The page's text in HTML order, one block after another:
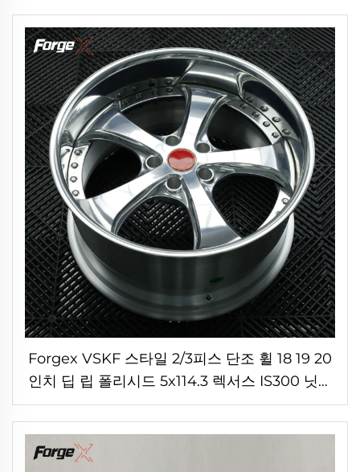
Forgex VSKF 스타일 2/3피스 단조 휠 18 19 20
인치 딥 립 폴리시드 5x114.3 렉서스 IS300 닛산
350Z 370Z GS300 S13 R32용